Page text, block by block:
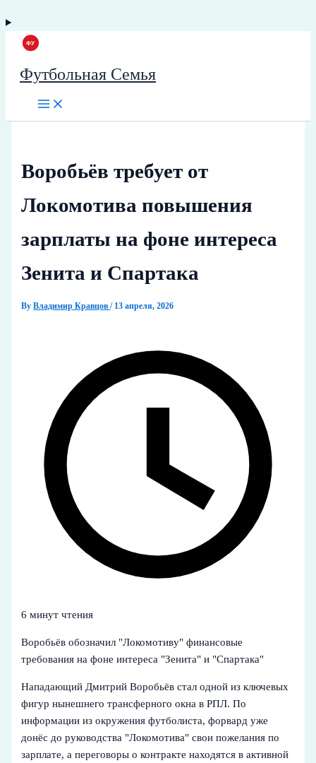
Футбольная Семья
Воробьёв требует от
Локомотива повышения
зарплаты на фоне интереса
Зенита и Спартака
ByВладимир Кравцов/ 13 апреля, 2026
6 минут чтения
Воробьёв обозначил "Локомотиву" финансовые
требования на фоне интереса "Зенита" и "Спартака"
Нападающий Дмитрий Воробьёв стал одной из ключевых
фигур нынешнего трансферного окна в РПЛ. По
информации из окружения футболиста, форвард уже
донёс до руководства "Локомотива" свои пожелания по
зарплате, а переговоры о контракте находятся в активной